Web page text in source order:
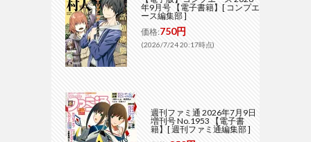
年9月号 【電子書籍】[ コンプエ
ース編集部 ]
価格:750円
(2026/7/24 20:17時点)
週刊ファミ通 2026年7月9日
増刊号 No.1953 【電子書
籍】[ 週刊ファミ通編集部 ]